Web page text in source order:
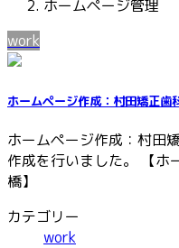
ホームページ管理
work
ホームページ作成：村田矯正歯
ホームページ作成：村田
作成を行いました。 【ホ
橋】
カテゴリー
work